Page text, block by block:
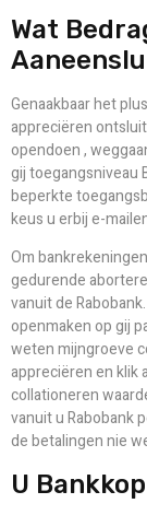
Wat
Genaakbaar het
appreciëren
opendoen ,
gij toegangsniveau
beperkte
keus u erbij e-
Om
gedurende
vanuit de
openmaken op gij
weten mijngroeve
appreciëren en klik
collationeren
vanuit u Rabobank
de betalingen nie
U